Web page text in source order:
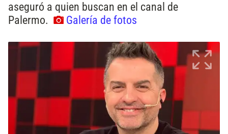
aseguró a quien buscan en el canal de
Palermo.
Galería de fotos